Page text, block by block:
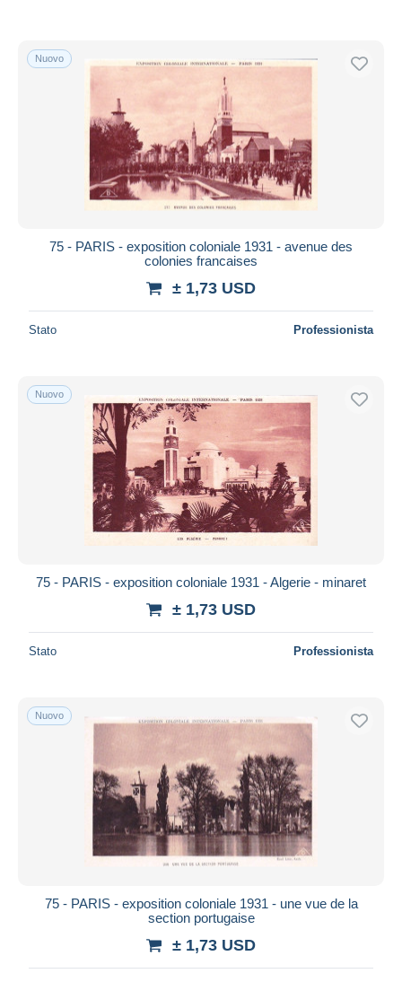
Nuovo
75 - PARIS - exposition coloniale 1931 - avenue des
colonies francaises
± 1,73 USD
Stato Professionista
Nuovo
75 - PARIS - exposition coloniale 1931 - Algerie - minaret
± 1,73 USD
Stato Professionista
Nuovo
75 - PARIS - exposition coloniale 1931 - une vue de la
section portugaise
± 1,73 USD